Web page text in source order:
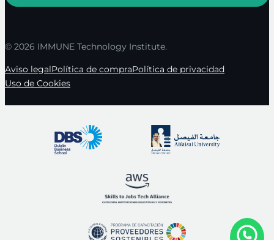
© 2026 IMMUNE Technology Institute.
Aviso legalPolítica de compraPolítica de privacidad
Uso de Cookies